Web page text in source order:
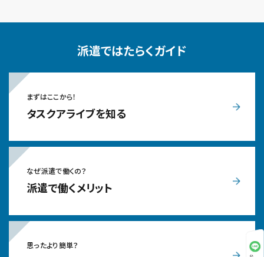
派遣ではたらくガイド
まずはここから！
タスクアライブを知る
なぜ派遣で働くの？
派遣で働くメリット
思ったより簡単？